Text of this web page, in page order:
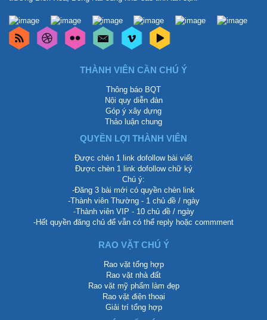
THÀNH VIÊN CẦN CHÚ Ý
Thông báo BQT
Nội quy diễn đàn
Góp ý xây dựng
Thảo luận chung
QUYỀN LỢI THÀNH VIÊN
Được chèn 1 link dofollow bài viết
Được chèn 1 link dofollow chữ ký
Chú ý:
-Đăng 3 bài mới có quyền chèn link
-Thành viên Thường - 1 chủ đề / ngày
-Thành viên VIP - 10 chủ đề / ngày
-Hết quyền đăng chủ để vẫn có thể reply hoặc commment
RAO VẶT CHÚ Ý
Rao vặt tổng hợp
Rao vặt nhà đất
Rao vặt mỹ phẩm làm đẹp
Rao vặt điện thoại
Giải trí tổng hợp